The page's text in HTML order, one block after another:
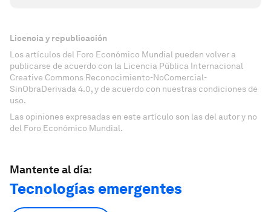
Licencia y republicación
Los artículos del Foro Económico Mundial pueden volver a
publicarse de acuerdo con la Licencia Pública Internacional
Creative Commons Reconocimiento-NoComercial-
SinObraDerivada 4.0, y de acuerdo con nuestras condiciones de
uso.
Las opiniones expresadas en este artículo son las del autor y no
del Foro Económico Mundial.
Mantente al día:
Tecnologías emergentes